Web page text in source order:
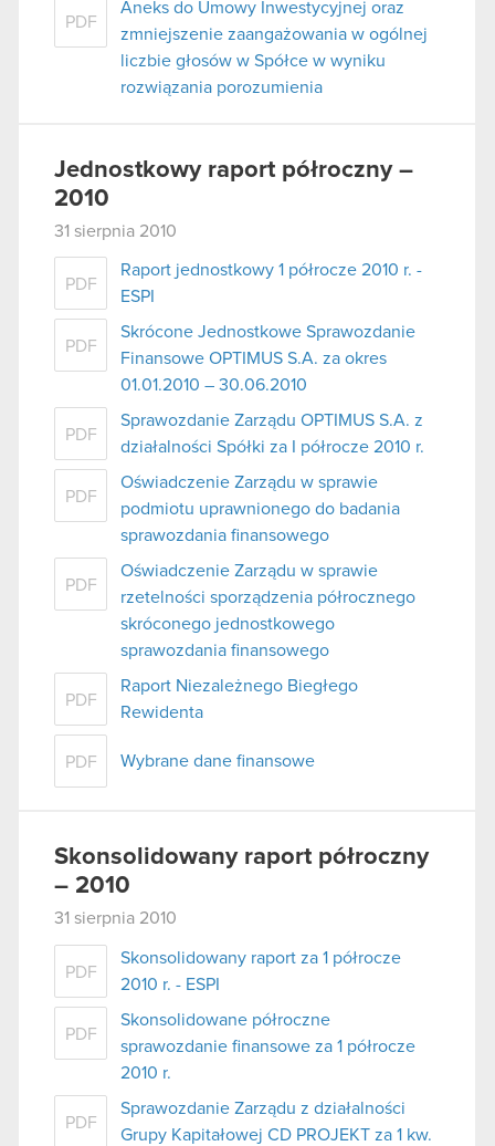
PDF
Aneks do Umowy Inwestycyjnej oraz
zmniejszenie zaangażowania w ogólnej
liczbie głosów w Spółce w wyniku
rozwiązania porozumienia
Jednostkowy raport półroczny –
2010
31 sierpnia 2010
PDF
Raport jednostkowy 1 półrocze 2010 r. -
ESPI
PDF
Skrócone Jednostkowe Sprawozdanie
Finansowe OPTIMUS S.A. za okres
01.01.2010 – 30.06.2010
PDF
Sprawozdanie Zarządu OPTIMUS S.A. z
działalności Spółki za I półrocze 2010 r.
PDF
Oświadczenie Zarządu w sprawie
podmiotu uprawnionego do badania
sprawozdania finansowego
PDF
Oświadczenie Zarządu w sprawie
rzetelności sporządzenia półrocznego
skróconego jednostkowego
sprawozdania finansowego
PDF
Raport Niezależnego Biegłego
Rewidenta
PDF Wybrane dane finansowe
Skonsolidowany raport półroczny
– 2010
31 sierpnia 2010
PDF
Skonsolidowany raport za 1 półrocze
2010 r. - ESPI
PDF
Skonsolidowane półroczne
sprawozdanie finansowe za 1 półrocze
2010 r.
PDF
Sprawozdanie Zarządu z działalności
Grupy Kapitałowej CD PROJEKT za 1 kw.